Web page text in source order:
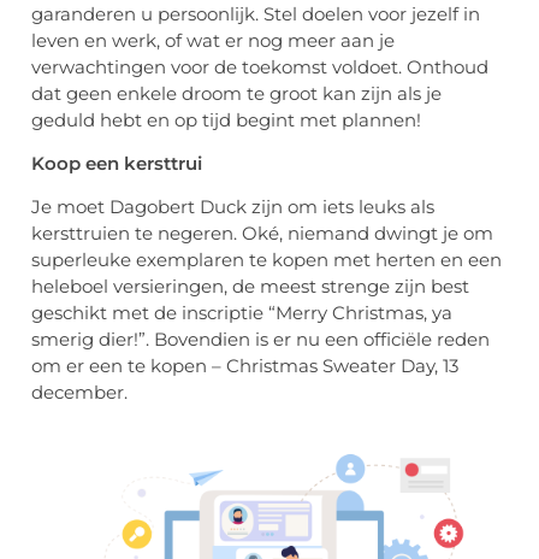
garanderen u persoonlijk. Stel doelen voor jezelf in
leven en werk, of wat er nog meer aan je
verwachtingen voor de toekomst voldoet. Onthoud
dat geen enkele droom te groot kan zijn als je
geduld hebt en op tijd begint met plannen!
Koop een kersttrui
Je moet Dagobert Duck zijn om iets leuks als
kersttruien te negeren. Oké, niemand dwingt je om
superleuke exemplaren te kopen met herten en een
heleboel versieringen, de meest strenge zijn best
geschikt met de inscriptie “Merry Christmas, ya
smerig dier!”. Bovendien is er nu een officiële reden
om er een te kopen – Christmas Sweater Day, 13
december.